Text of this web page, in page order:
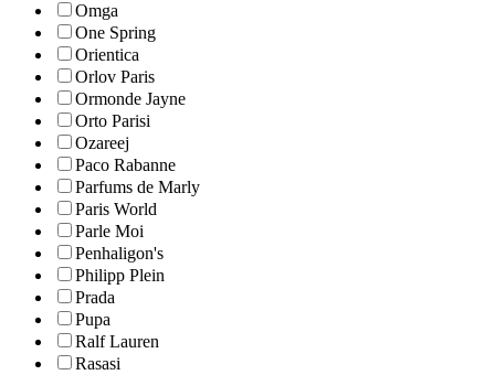
Omga
One Spring
Orientica
Orlov Paris
Ormonde Jayne
Orto Parisi
Ozareej
Paco Rabanne
Parfums de Marly
Paris World
Parle Moi
Penhaligon's
Philipp Plein
Prada
Pupa
Ralf Lauren
Rasasi